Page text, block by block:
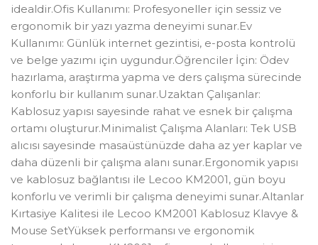
idealdir.Ofis Kullanımı: Profesyoneller için sessiz ve
ergonomik bir yazı yazma deneyimi sunar.Ev
Kullanımı: Günlük internet gezintisi, e-posta kontrolü
ve belge yazımı için uygundur.Öğrenciler İçin: Ödev
hazırlama, araştırma yapma ve ders çalışma sürecinde
konforlu bir kullanım sunar.Uzaktan Çalışanlar:
Kablosuz yapısı sayesinde rahat ve esnek bir çalışma
ortamı oluşturur.Minimalist Çalışma Alanları: Tek USB
alıcısı sayesinde masaüstünüzde daha az yer kaplar ve
daha düzenli bir çalışma alanı sunar.Ergonomik yapısı
ve kablosuz bağlantısı ile Lecoo KM2001, gün boyu
konforlu ve verimli bir çalışma deneyimi sunar.Altanlar
Kırtasiye Kalitesi ile Lecoo KM2001 Kablosuz Klavye &
Mouse SetYüksek performansı ve ergonomik